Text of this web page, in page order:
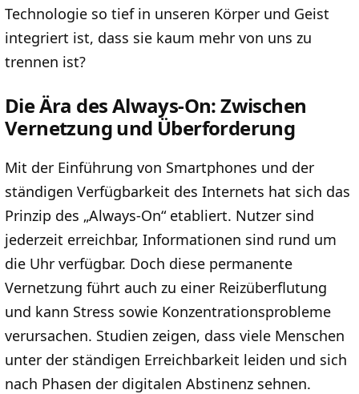
Technologie so tief in unseren Körper und Geist
integriert ist, dass sie kaum mehr von uns zu
trennen ist?
Die Ära des Always-On: Zwischen
Vernetzung und Überforderung
Mit der Einführung von Smartphones und der
ständigen Verfügbarkeit des Internets hat sich das
Prinzip des „Always-On“ etabliert. Nutzer sind
jederzeit erreichbar, Informationen sind rund um
die Uhr verfügbar. Doch diese permanente
Vernetzung führt auch zu einer Reizüberflutung
und kann Stress sowie Konzentrationsprobleme
verursachen. Studien zeigen, dass viele Menschen
unter der ständigen Erreichbarkeit leiden und sich
nach Phasen der digitalen Abstinenz sehnen.